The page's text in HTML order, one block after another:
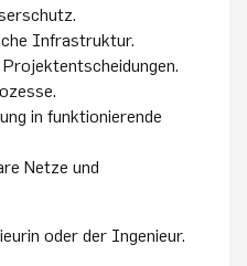
Infrastruktur.
in funktionierende
Netze und
oder der Ingenieur.